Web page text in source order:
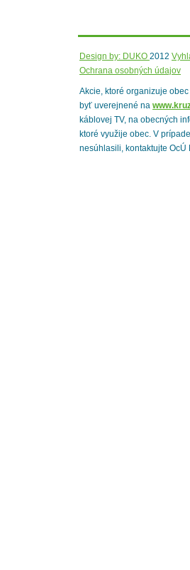
Design by: DUKO 2012
Ochrana osobných údajov
Akcie, ktoré organizuje
byť uverejnené na
káblovej TV, na obecných
ktoré využije obec. V
nesúhlasili, kontaktujte OcÚ